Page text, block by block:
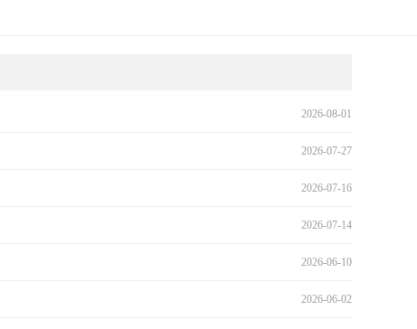
2026-08-01
2026-07-27
2026-07-16
2026-07-14
2026-06-10
2026-06-02